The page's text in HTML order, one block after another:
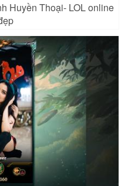
Huyền Thoại- LOL online